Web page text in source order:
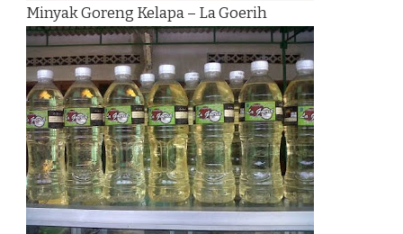
Minyak Goreng Kelapa – La Goerih